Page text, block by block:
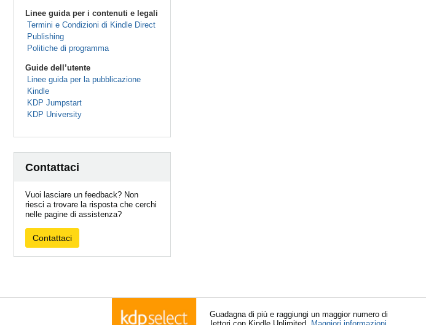
Linee guida per i contenuti e legali
Termini e Condizioni di Kindle Direct
Publishing
Politiche di programma
Guide dell’utente
Linee guida per la pubblicazione
Kindle
KDP Jumpstart
KDP University
Contattaci
Vuoi lasciare un feedback? Non
riesci a trovare la risposta che cerchi
nelle pagine di assistenza?
Contattaci
Guadagna di più e raggiungi un maggior numero di